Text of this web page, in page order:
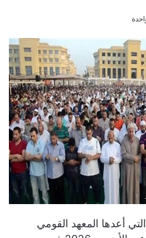
أعدها المعهد القومي